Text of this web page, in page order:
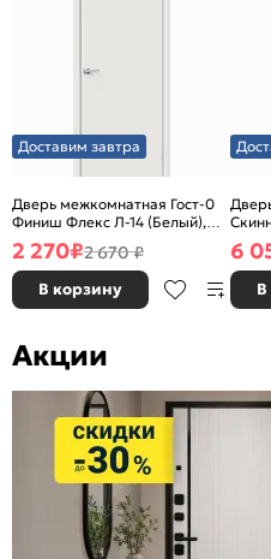
Доставим завтра
Дверь межкомнатная Гост-0
Финиш Флекс Л-14 (Белый),
глухая, каркасно-щитовая
2 270₽2 670 ₽
В корзину
без
6
В
Акции